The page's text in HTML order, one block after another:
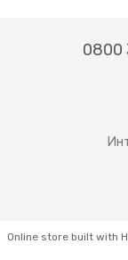
0800
Online store built with